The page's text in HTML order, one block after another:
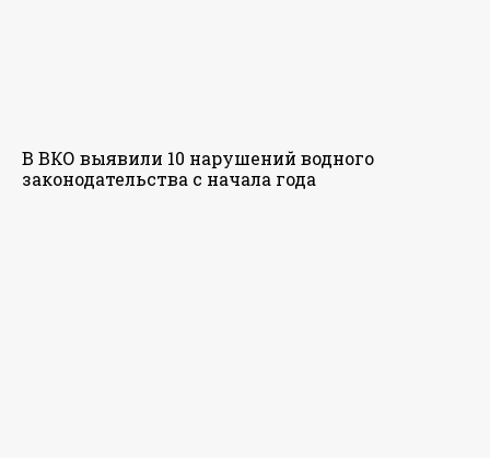
В ВКО выявили 10 нарушений водного
законодательства с начала года